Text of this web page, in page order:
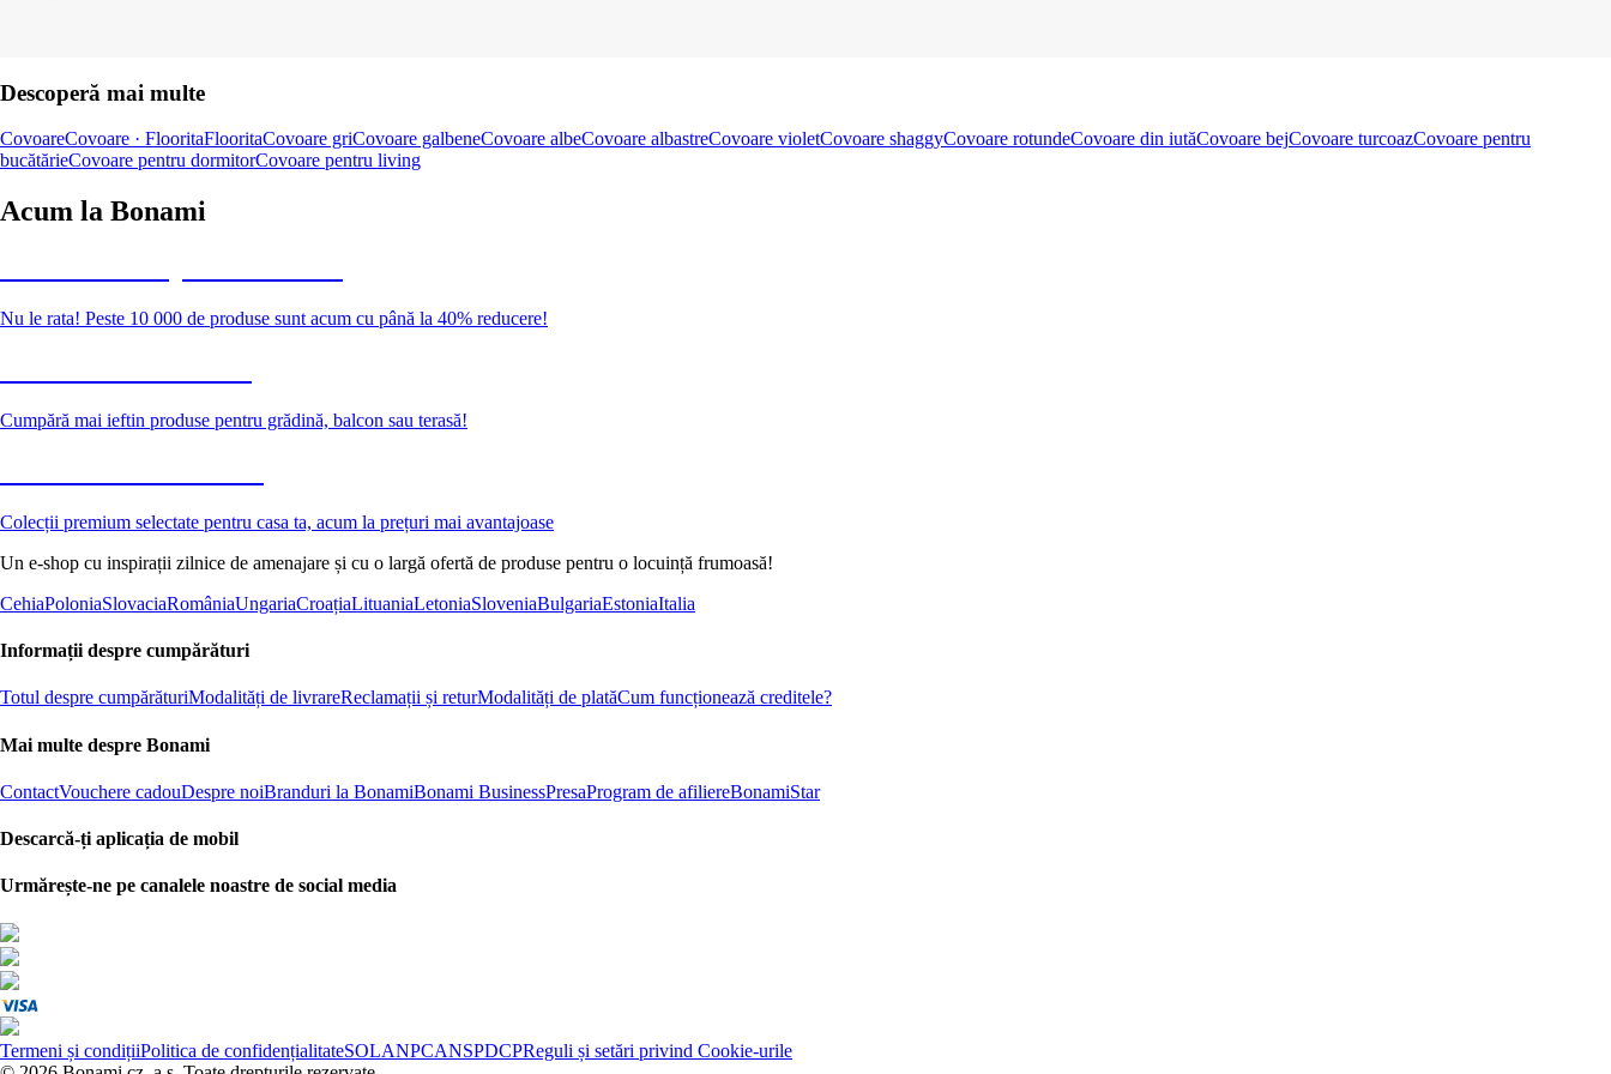
Descoperă mai multe
CovoareCovoare · FlooritaFlooritaCovoare griCovoare galbeneCovoare albeCovoare albastreCovoare violetCovoare shaggyCovoare rotundeCovoare din iutăCovoare bejCovoare turcoazCovoare pentru
bucătărieCovoare pentru dormitorCovoare pentru living
Acum la Bonami
Nu le rata! Peste 10 000 de produse sunt acum cu până la 40% reducere!
Cumpără mai ieftin produse pentru grădină, balcon sau terasă!
Colecții premium selectate pentru casa ta, acum la prețuri mai avantajoase
Un e-shop cu inspirații zilnice de amenajare și cu o largă ofertă de produse pentru o locuință frumoasă!
CehiaPoloniaSlovaciaRomâniaUngariaCroațiaLituaniaLetoniaSloveniaBulgariaEstoniaItalia
Informații despre cumpărături
Totul despre cumpărăturiModalități de livrareReclamații și returModalități de platăCum funcționează creditele?
Mai multe despre Bonami
ContactVouchere cadouDespre noiBranduri la BonamiBonami BusinessPresaProgram de afiliereBonamiStar
Descarcă-ți aplicația de mobil
Urmărește-ne pe canalele noastre de social media
Termeni și condițiiPolitica de confidențialitateSOLANPCANSPDCPReguli și setări privind Cookie-urile